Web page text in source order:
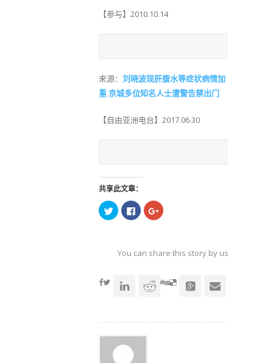
【参与】2010.10.14
来源： 刘晓波现肝腹水等症状病情加
重 京城多位知名人士遭警告禁出门
【自由亚洲电台】2017.06.30
共享此文章：
点
击
共
享
窗
口
点
击
共
享
口
点
击
共
享
窗
口
You can share this story by using your